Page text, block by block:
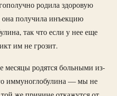
родила здоровую
получила инъекцию
так что если у нее еще
им не грозит.
месяцы родятся больными из-
иммуноглобулина — мы не